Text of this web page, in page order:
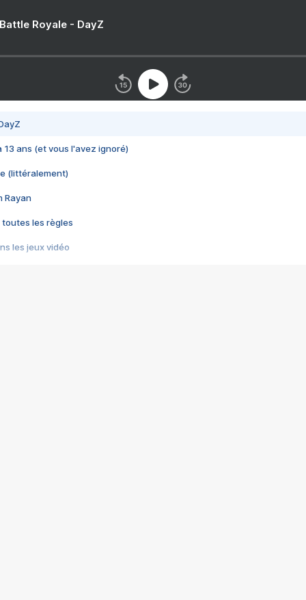
Royale - DayZ
13 ans (et vous l'avez ignoré)
(littéralement)
Rayan
toutes les règles
les jeux vidéo